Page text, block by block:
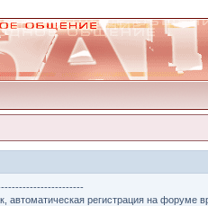
автоматическая регистрация на форуме